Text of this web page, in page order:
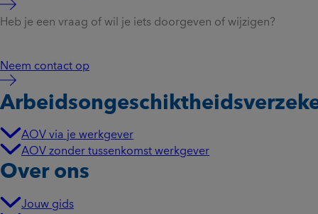
Heb je een vraag of wil je iets doorgeven of wijzigen?
Neem contact op
AOV via je werkgever
AOV zonder tussenkomst werkgever
Over ons
Jouw gids